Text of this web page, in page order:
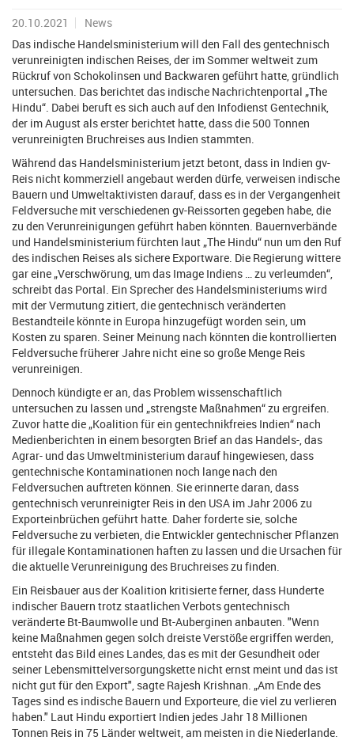
20.10.2021
News
Das indische Handelsministerium will den Fall des gentechnisch
verunreinigten indischen Reises, der im Sommer weltweit zum
Rückruf von Schokolinsen und Backwaren geführt hatte, gründlich
untersuchen. Das berichtet das indische Nachrichtenportal „The
Hindu“. Dabei beruft es sich auch auf den Infodienst Gentechnik,
der im August als erster berichtet hatte, dass die 500 Tonnen
verunreinigten Bruchreises aus Indien stammten.
Während das Handelsministerium jetzt betont, dass in Indien gv-
Reis nicht kommerziell angebaut werden dürfe, verweisen indische
Bauern und Umweltaktivisten darauf, dass es in der Vergangenheit
Feldversuche mit verschiedenen gv-Reissorten gegeben habe, die
zu den Verunreinigungen geführt haben könnten. Bauernverbände
und Handelsministerium fürchten laut „The Hindu“ nun um den Ruf
des indischen Reises als sichere Exportware. Die Regierung wittere
gar eine „Verschwörung, um das Image Indiens … zu verleumden“,
schreibt das Portal. Ein Sprecher des Handelsministeriums wird
mit der Vermutung zitiert, die gentechnisch veränderten
Bestandteile könnte in Europa hinzugefügt worden sein, um
Kosten zu sparen. Seiner Meinung nach könnten die kontrollierten
Feldversuche früherer Jahre nicht eine so große Menge Reis
verunreinigen.
Dennoch kündigte er an, das Problem wissenschaftlich
untersuchen zu lassen und „strengste Maßnahmen“ zu ergreifen.
Zuvor hatte die „Koalition für ein gentechnikfreies Indien“ nach
Medienberichten in einem besorgten Brief an das Handels-, das
Agrar- und das Umweltministerium darauf hingewiesen, dass
gentechnische Kontaminationen noch lange nach den
Feldversuchen auftreten können. Sie erinnerte daran, dass
gentechnisch verunreinigter Reis in den USA im Jahr 2006 zu
Exporteinbrüchen geführt hatte. Daher forderte sie, solche
Feldversuche zu verbieten, die Entwickler gentechnischer Pflanzen
für illegale Kontaminationen haften zu lassen und die Ursachen für
die aktuelle Verunreinigung des Bruchreises zu finden.
Ein Reisbauer aus der Koalition kritisierte ferner, dass Hunderte
indischer Bauern trotz staatlichen Verbots gentechnisch
veränderte Bt-Baumwolle und Bt-Auberginen anbauten. "Wenn
keine Maßnahmen gegen solch dreiste Verstöße ergriffen werden,
entsteht das Bild eines Landes, das es mit der Gesundheit oder
seiner Lebensmittelversorgungskette nicht ernst meint und das ist
nicht gut für den Export", sagte Rajesh Krishnan. „Am Ende des
Tages sind es indische Bauern und Exporteure, die viel zu verlieren
haben." Laut Hindu exportiert Indien jedes Jahr 18 Millionen
Tonnen Reis in 75 Länder weltweit, am meisten in die Niederlande.